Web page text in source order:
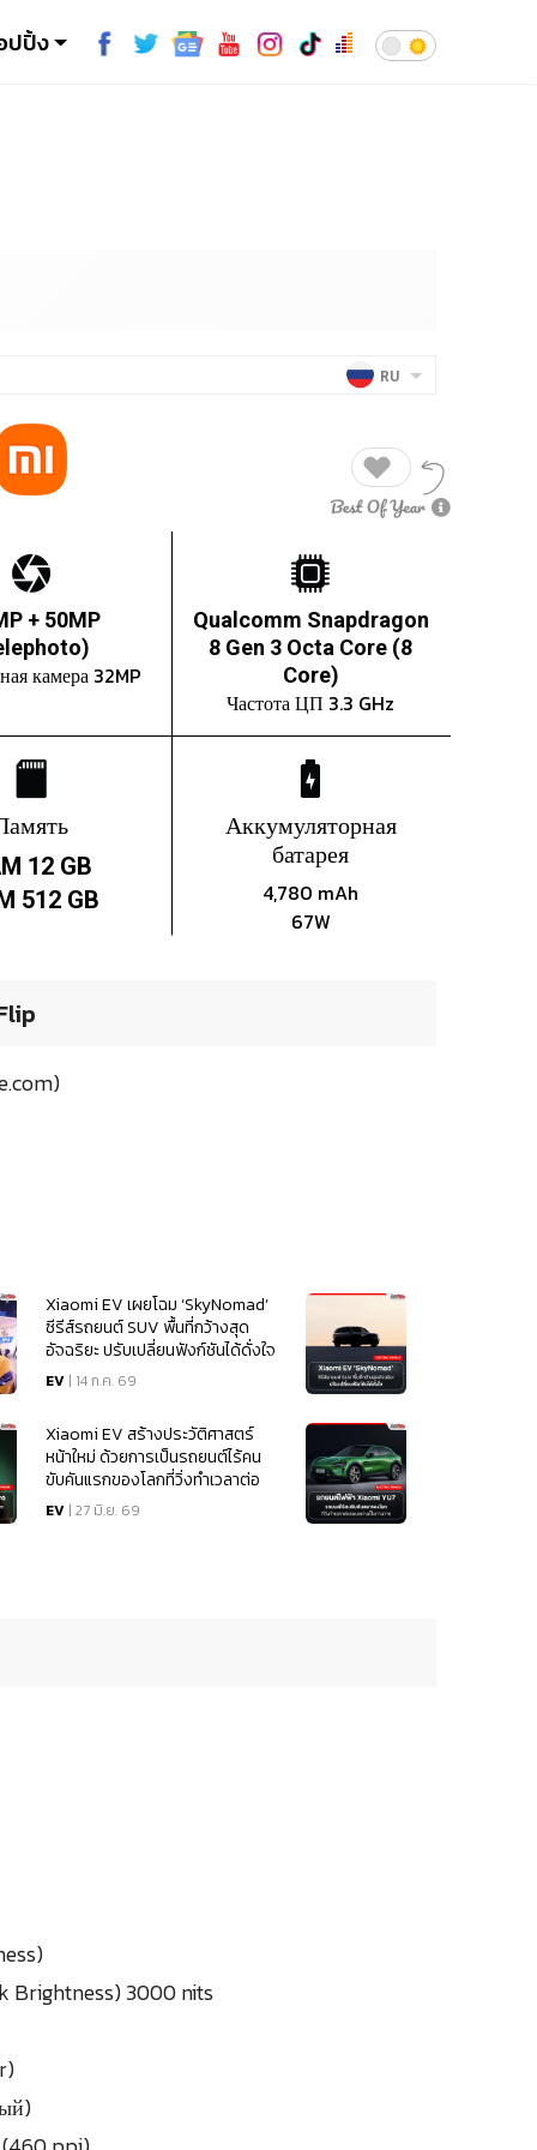
ปปิ้ง
RU
+ 50MP
камера 32MP
Qualcomm Snapdragon
8 Gen 3 Octa Core (8
Core)
Частота ЦП 3.3 GHz
12 GB
512 GB
Аккумуляторная
батарея
4,780 mAh
67W
Xiaomi EV เผยโฉม ‘SkyNomad’
ซีรีส์รถยนต์ SUV พื้นที่กว้างสุด
อัจฉริยะ ปรับเปลี่ยนฟังก์ชันได้ดั่งใจ
EV | 14 ก.ค. 69
Xiaomi EV สร้างประวัติศาสตร์
หน้าใหม่ ด้วยการเป็นรถยนต์ไร้คน
ขับคันแรกของโลกที่วิ่งทำเวลาต่อ
รอบอย่างเป็นทางการ
EV | 27 มิ.ย. 69
Brightness) 3000 nits